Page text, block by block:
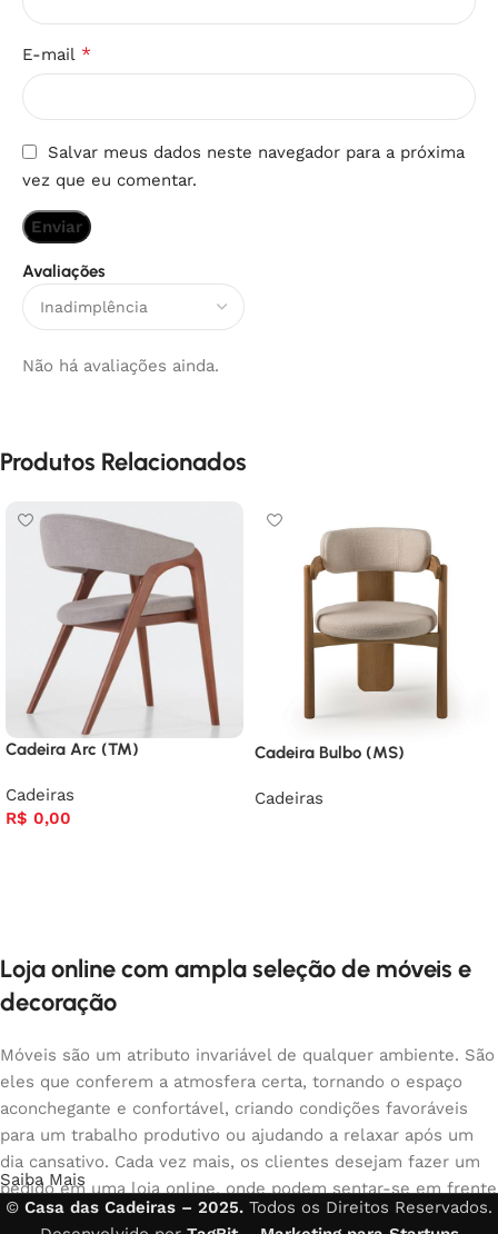
Avaliações
Não há avaliações ainda.
E-mail *
Salvar meus dados neste navegador para a próxima
vez que eu comentar.
Produtos Relacionados
Cadeira Arc (TM)
Cadeiras
R$ 0,00
Cadeira Bulbo (MS)
Cadeiras
Loja online com ampla seleção de móveis e
decoração
Móveis são um atributo invariável de qualquer ambiente. São
eles que conferem a atmosfera certa, tornando o espaço
aconchegante e confortável, criando condições favoráveis
para um trabalho produtivo ou ajudando a relaxar após um
dia cansativo. Cada vez mais, os clientes desejam fazer um
pedido em uma loja online, onde podem sentar-se em frente
ao computador no seu tempo livre, organizar os móveis da
Saiba Mais
© Casa das Cadeiras – 2025. Todos os Direitos Reservados.